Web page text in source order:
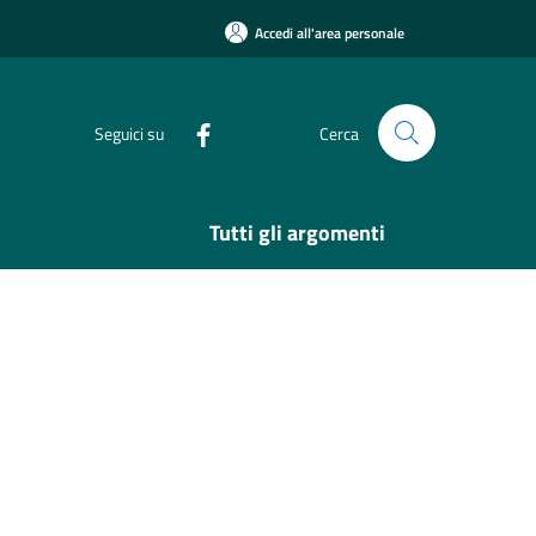
Accedi all'area personale
Seguici su Cerca
Tutti gli argomenti